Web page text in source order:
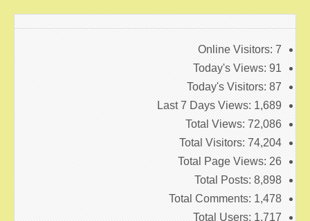
Online Visitors: 7
Today's Views: 91
Today's Visitors: 87
Last 7 Days Views: 1,689
Total Views: 72,086
Total Visitors: 74,204
Total Page Views: 26
Total Posts: 8,898
Total Comments: 1,478
Total Users: 1,717